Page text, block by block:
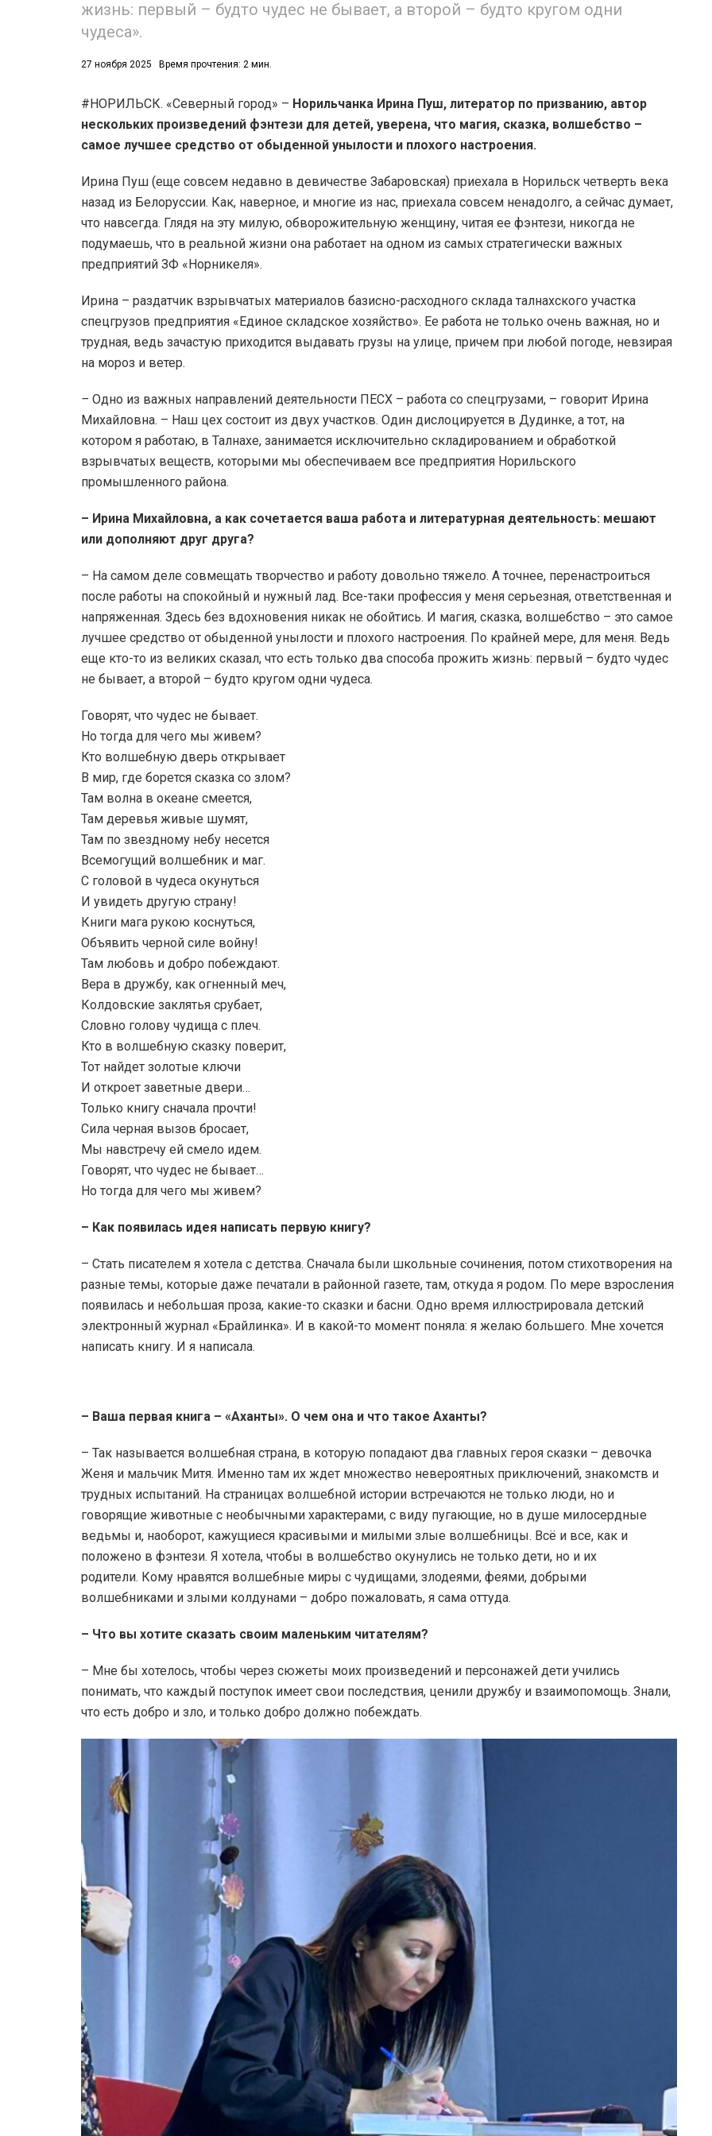
жизнь: первый – будто чудес не бывает, а второй – будто кругом одни
чудеса».
27 ноября 2025 Время прочтения: 2 мин.
#НОРИЛЬСК. «Северный город» – Норильчанка Ирина Пуш, литератор по призванию, автор
нескольких произведений фэнтези для детей, уверена, что магия, сказка, волшебство –
самое лучшее средство от обыденной унылости и плохого настроения.
Ирина Пуш (еще совсем недавно в девичестве Забаровская) приехала в Норильск четверть века
назад из Белоруссии. Как, наверное, и многие из нас, приехала совсем ненадолго, а сейчас думает,
что навсегда. Глядя на эту милую, обворожительную женщину, читая ее фэнтези, никогда не
подумаешь, что в реальной жизни она работает на одном из самых стратегически важных
предприятий ЗФ «Норникеля».
Ирина – раздатчик взрывчатых материалов базисно-расходного склада талнахского участка
спецгрузов предприятия «Единое складское хозяйство». Ее работа не только очень важная, но и
трудная, ведь зачастую приходится выдавать грузы на улице, причем при любой погоде, невзирая
на мороз и ветер.
– Одно из важных направлений деятельности ПЕСХ – работа со спецгрузами, – говорит Ирина
Михайловна. – Наш цех состоит из двух участков. Один дислоцируется в Дудинке, а тот, на
котором я работаю, в Талнахе, занимается исключительно складированием и обработкой
взрывчатых веществ, которыми мы обеспечиваем все предприятия Норильского
промышленного района.
– Ирина Михайловна, а как сочетается ваша работа и литературная деятельность: мешают
или дополняют друг друга?
– На самом деле совмещать творчество и работу довольно тяжело. А точнее, перенастроиться
после работы на спокойный и нужный лад. Все-таки профессия у меня серьезная, ответственная и
напряженная. Здесь без вдохновения никак не обойтись. И магия, сказка, волшебство – это самое
лучшее средство от обыденной унылости и плохого настроения. По крайней мере, для меня. Ведь
еще кто-то из великих сказал, что есть только два способа прожить жизнь: первый – будто чудес
не бывает, а второй – будто кругом одни чудеса.
Говорят, что чудес не бывает.
Но тогда для чего мы живем?
Кто волшебную дверь открывает
В мир, где борется сказка со злом?
Там волна в океане смеется,
Там деревья живые шумят,
Там по звездному небу несется
Всемогущий волшебник и маг.
С головой в чудеса окунуться
И увидеть другую страну!
Книги мага рукою коснуться,
Объявить черной силе войну!
Там любовь и добро побеждают.
Вера в дружбу, как огненный меч,
Колдовские заклятья срубает,
Словно голову чудища с плеч.
Кто в волшебную сказку поверит,
Тот найдет золотые ключи
И откроет заветные двери…
Только книгу сначала прочти!
Сила черная вызов бросает,
Мы навстречу ей смело идем.
Говорят, что чудес не бывает…
Но тогда для чего мы живем?
– Как появилась идея написать первую книгу?
– Стать писателем я хотела с детства. Сначала были школьные сочинения, потом стихотворения на
разные темы, которые даже печатали в районной газете, там, откуда я родом. По мере взросления
появилась и небольшая проза, какие-то сказки и басни. Одно время иллюстрировала детский
электронный журнал «Брайлинка». И в какой-то момент поняла: я желаю большего. Мне хочется
написать книгу. И я написала.
– Ваша первая книга – «Аханты». О чем она и что такое Аханты?
– Так называется волшебная страна, в которую попадают два главных героя сказки – девочка
Женя и мальчик Митя. Именно там их ждет множество невероятных приключений, знакомств и
трудных испытаний. На страницах волшебной истории встречаются не только люди, но и
говорящие животные с необычными характерами, с виду пугающие, но в душе милосердные
ведьмы и, наоборот, кажущиеся красивыми и милыми злые волшебницы. Всё и все, как и
положено в фэнтези. Я хотела, чтобы в волшебство окунулись не только дети, но и их
родители. Кому нравятся волшебные миры с чудищами, злодеями, феями, добрыми
волшебниками и злыми колдунами – добро пожаловать, я сама оттуда.
– Что вы хотите сказать своим маленьким читателям?
– Мне бы хотелось, чтобы через сюжеты моих произведений и персонажей дети учились
понимать, что каждый поступок имеет свои последствия, ценили дружбу и взаимопомощь. Знали,
что есть добро и зло, и только добро должно побеждать.